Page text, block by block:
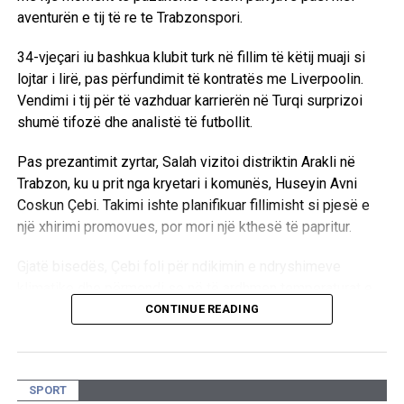
aventurën e tij të re te Trabzonspori.
34-vjeçari iu bashkua klubit turk në fillim të këtij muaji si
lojtar i lirë, pas përfundimit të kontratës me Liverpoolin.
Vendimi i tij për të vazhduar karrierën në Turqi surprizoi
shumë tifozë dhe analistë të futbollit.
Pas prezantimit zyrtar, Salah vizitoi distriktin Arakli në
Trabzon, ku u prit nga kryetari i komunës, Huseyin Avni
Coskun Çebi. Takimi ishte planifikuar fillimisht si pjesë e
një xhirimi promovues, por mori një kthesë të papritur.
larta mund ta bëjnë jetën më të vështirë në Egjipt,
bëhet e vështirë të jetohet në Egjipt gjatë verës. Distrikti
CONTINUE READING
SPORT